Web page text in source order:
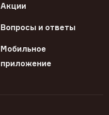
Акции
Вопросы и ответы
Мобильное
приложение